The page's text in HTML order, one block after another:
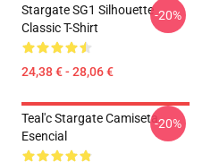
Stargate SG1 Silhouette
Classic T-Shirt
24,38 € - 28,06 €
-20%
Teal'c Stargate Camiseta
Esencial
-20%